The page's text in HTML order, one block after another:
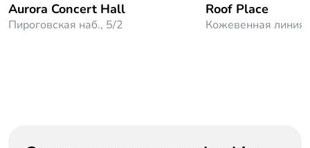
Aurora Concert Hall
Пироговская наб., 5/2
Roof Place
Кожевенная